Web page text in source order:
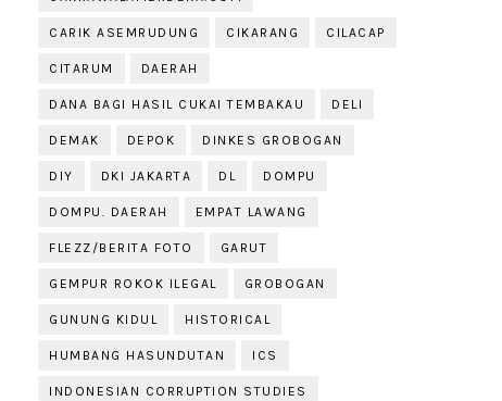
CARIK ASEMRUDUNG CIKARANG CILACAP
CITARUM DAERAH
DANA BAGI HASIL CUKAI TEMBAKAU DELI
DEMAK DEPOK DINKES GROBOGAN
DIY DKI JAKARTA DL DOMPU
DOMPU. DAERAH EMPAT LAWANG
FLEZZ/BERITA FOTO GARUT
GEMPUR ROKOK ILEGAL GROBOGAN
GUNUNG KIDUL HISTORICAL
HUMBANG HASUNDUTAN ICS
INDONESIAN CORRUPTION STUDIES